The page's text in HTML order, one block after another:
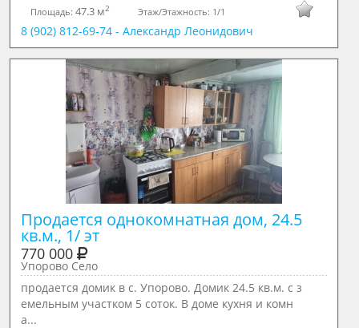
Площадь:47.3 м2 Этаж/Этажность: 1/1
8 (902) 812-69-74 - Александр Леонидович
Продается однокомнатная дом, 24.5
кв.м., 1/ эт
770 000
Упорово Село
продается домик в с. Упорово. Домик 24.5 кв.м. с з
емельным участком 5 соток. В доме кухня и комн
а...